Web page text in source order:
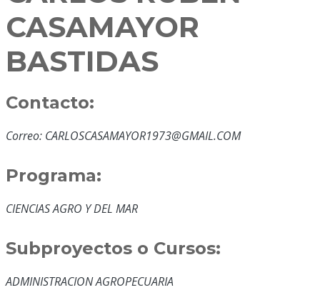
CASAMAYOR
BASTIDAS
Contacto:
Correo: CARLOSCASAMAYOR1973@GMAIL.COM
Programa:
CIENCIAS AGRO Y DEL MAR
Subproyectos o Cursos:
ADMINISTRACION AGROPECUARIA